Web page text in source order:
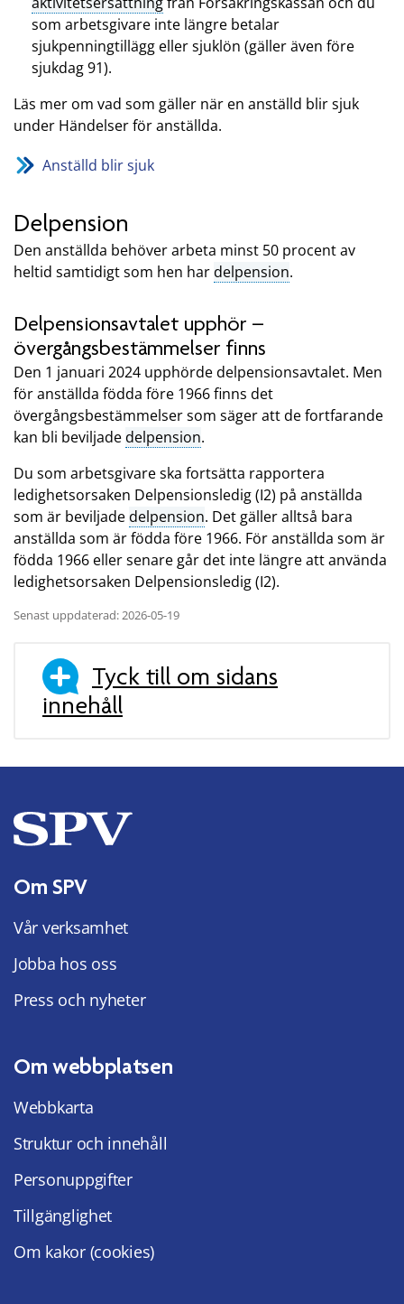
som arbetsgivare inte längre betalar
sjukpenningtillägg eller sjuklön (gäller även före
sjukdag 91).
Läs mer om vad som gäller när en anställd blir sjuk
under Händelser för anställda.
Anställd blir sjuk
Delpension
Den anställda behöver arbeta minst 50 procent av
heltid samtidigt som hen hardelpension.
Delpensionsavtalet upphör –
övergångsbestämmelser finns
Den 1 januari 2024 upphörde delpensionsavtalet. Men
för anställda födda före 1966 finns det
övergångsbestämmelser som säger att de fortfarande
kan bli beviljadedelpension.
Du som arbetsgivare ska fortsätta rapportera
ledighetsorsaken Delpensionsledig (I2) på anställda
som är beviljadedelpension. Det gäller alltså bara
anställda som är födda före 1966. För anställda som är
födda 1966 eller senare går det inte längre att använda
ledighetsorsaken Delpensionsledig (I2).
Senast uppdaterad: 2026-05-19
Tyck till om sidans
innehåll
Om SPV
Vår verksamhet
Jobba hos oss
Press och nyheter
Om webbplatsen
Webbkarta
Struktur och innehåll
Personuppgifter
Tillgänglighet
Om kakor (cookies)